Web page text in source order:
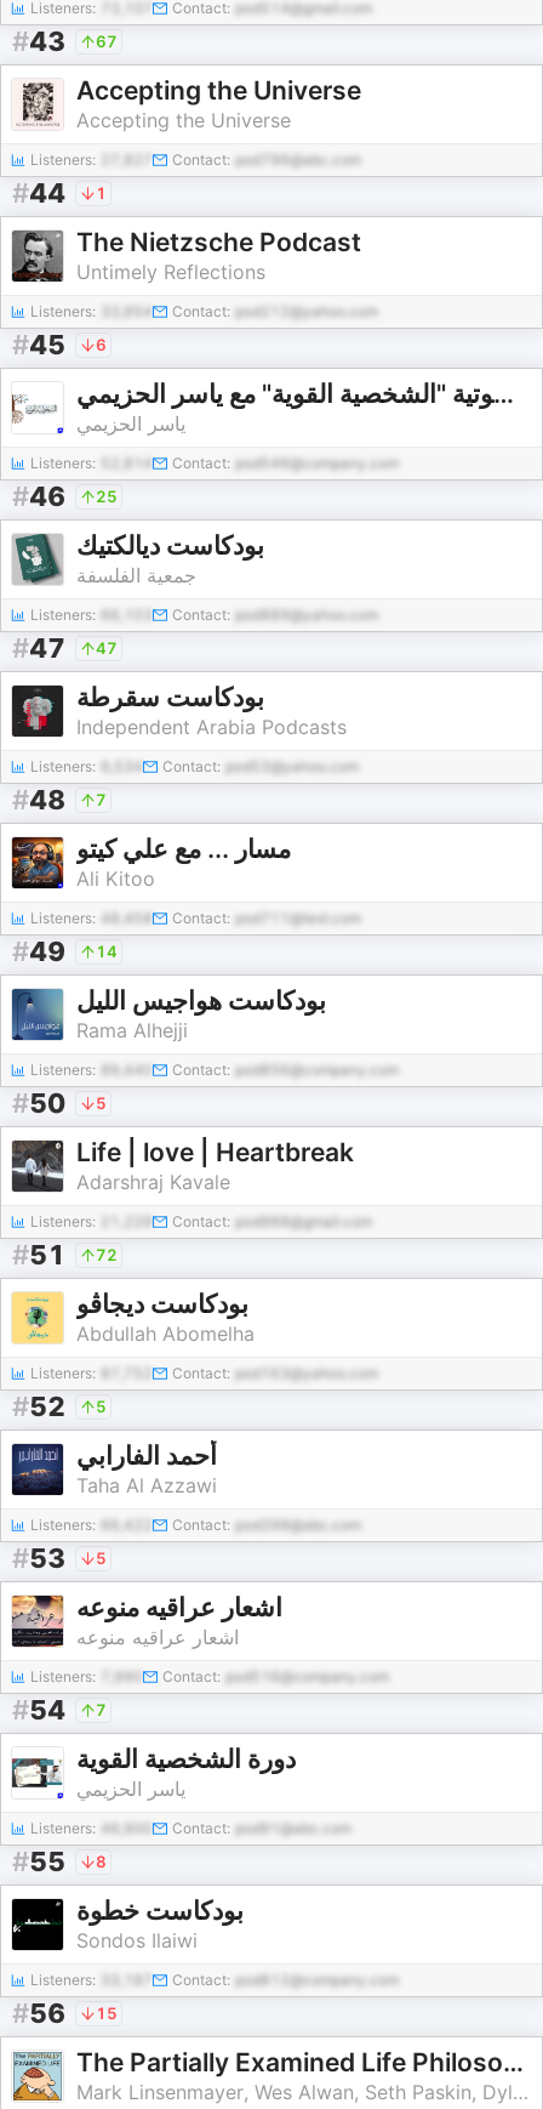
Listeners: Contact: pod514@gmail.com
#43 67
Accepting the Universe
Accepting the Universe
Listeners: Contact: pod796@abc.com
#44 1
The Nietzsche Podcast
Untimely Reflections
Listeners: 33,954 Contact: pod212@yahoo.com
#45 6
سلسلة صوتية "الشخصية القوية" مع ياسر الحزيمي
ياسر الحزيمي
Listeners: Contact: pod546@company.com
#46 25
بودكاست ديالكتيك
جمعية الفلسفة
Listeners: Contact: pod889@yahoo.com
#47 47
بودكاست سقرطة
Independent Arabia Podcasts
Listeners: 6,534 Contact: pod53@yahoo.com
#48 7
مسار ... مع علي كيتو
Ali Kitoo
Listeners: 48,458 Contact: pod711@test.com
#49 14
بودكاست هواجيس الليل
Rama Alhejji
Listeners: 89,440 Contact: pod856@company.com
#50 5
Life | love | Heartbreak
Adarshraj Kavale
Listeners: Contact: pod988@gmail.com
#51 72
بودكاست ديجاڤو
Abdullah Abomelha
Listeners: Contact: pod163@yahoo.com
#52 5
أحمد الفارابي
Taha Al Azzawi
Listeners: 66,422 Contact: pod298@abc.com
#53 5
اشعار عراقيه منوعه
اشعار عراقيه منوعه
Listeners: Contact: pod516@company.com
#54 7
دورة الشخصية القوية
ياسر الحزيمي
Listeners: 46,900 Contact: pod91@abc.com
#55 8
بودكاست خطوة
Sondos Ilaiwi
Listeners: Contact: pod812@company.com
#56 15
The Partially Examined Life Philosophy Podcast
Mark Linsenmayer, Wes Alwan, Seth Paskin, Dylan Casey